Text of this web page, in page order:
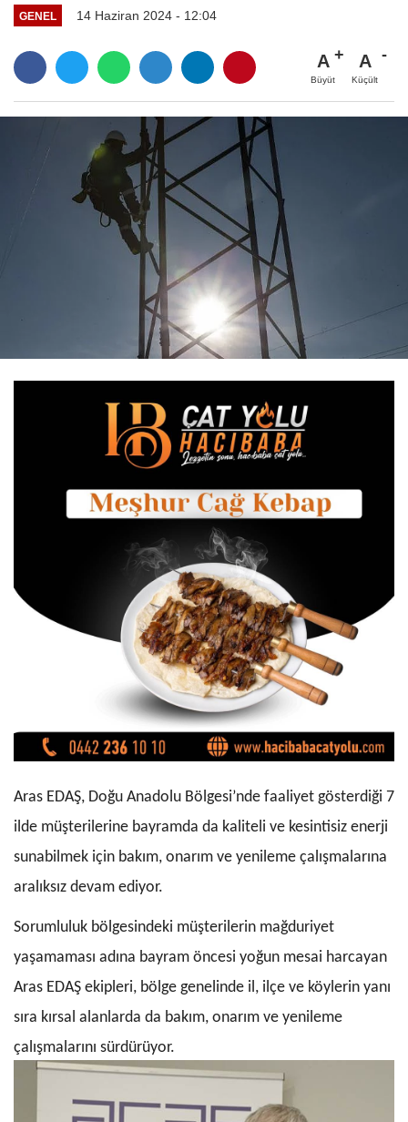
GENEL 14 Haziran 2024 - 12:04
A
Büyüt
A
Küçült
Aras EDAŞ, Doğu Anadolu Bölgesi’nde faaliyet gösterdiği 7
ilde müşterilerine bayramda da kaliteli ve kesintisiz enerji
sunabilmek için bakım, onarım ve yenileme çalışmalarına
aralıksız devam ediyor.
Sorumluluk bölgesindeki müşterilerin mağduriyet
yaşamaması adına bayram öncesi yoğun mesai harcayan
Aras EDAŞ ekipleri, bölge genelinde il, ilçe ve köylerin yanı
sıra kırsal alanlarda da bakım, onarım ve yenileme
çalışmalarını sürdürüyor.